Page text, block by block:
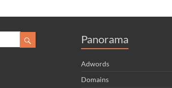
Panorama
Adwords
Domains